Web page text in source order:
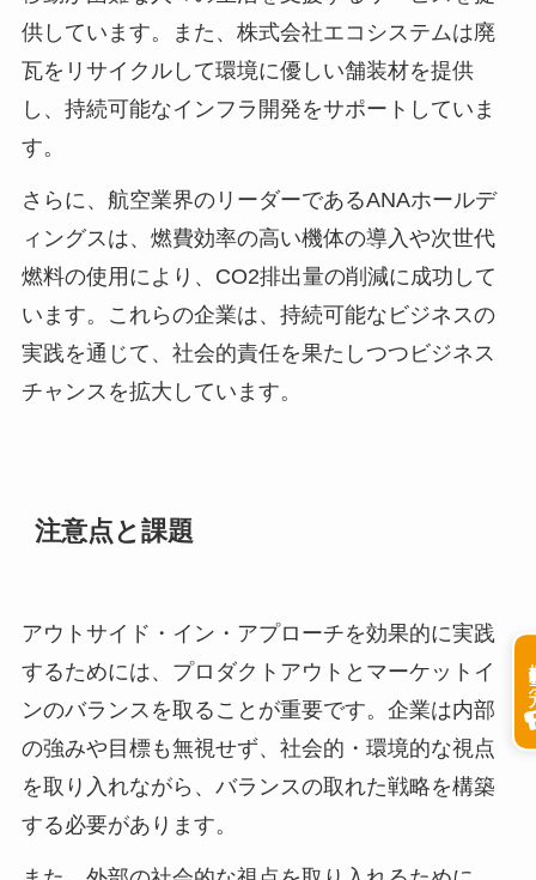
供しています。また、株式会社エコシステムは廃
瓦をリサイクルして環境に優しい舗装材を提供
し、持続可能なインフラ開発をサポートしていま
す。
さらに、航空業界のリーダーであるANAホールデ
ィングスは、燃費効率の高い機体の導入や次世代
燃料の使用により、CO2排出量の削減に成功して
います。これらの企業は、持続可能なビジネスの
実践を通じて、社会的責任を果たしつつビジネス
チャンスを拡大しています。
注意点と課題
アウトサイド・イン・アプローチを効果的に実践
するためには、プロダクトアウトとマーケットイ
ンのバランスを取ることが重要です。企業は内部
の強みや目標も無視せず、社会的・環境的な視点
を取り入れながら、バランスの取れた戦略を構築
する必要があります。
掲